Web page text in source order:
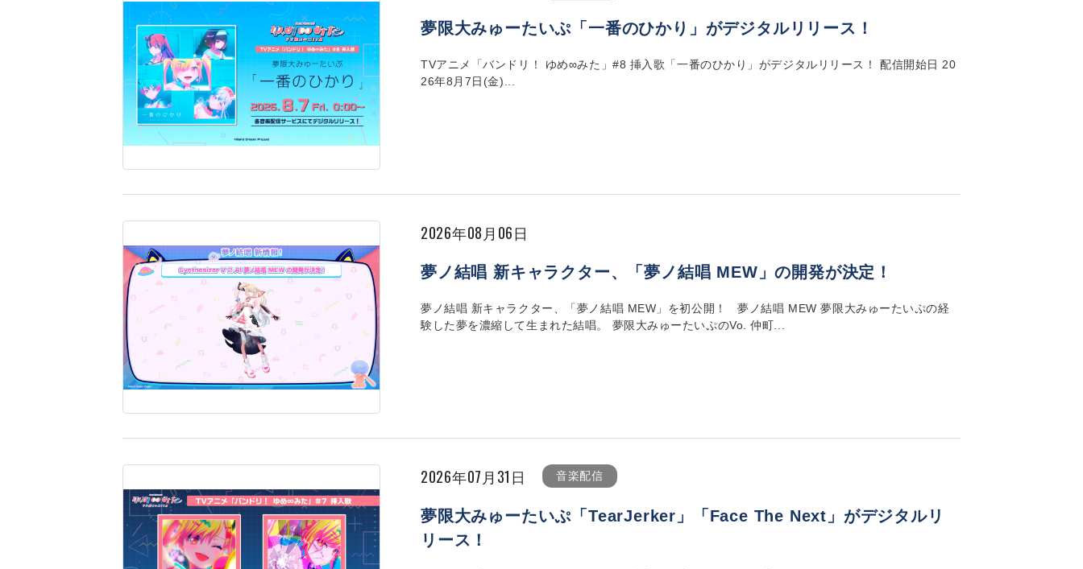
夢限大みゅーたいぷ「一番のひかり」がデジタルリリース！
TVアニメ「バンドリ！ ゆめ∞みた」#8 挿入歌「一番のひかり」がデジタルリリース！ 配信開始日 20
26年8月7日(金)...
2026年08月06日
夢ノ結唱 新キャラクター、「夢ノ結唱 MEW」の開発が決定！
夢ノ結唱 新キャラクター、「夢ノ結唱 MEW」を初公開！ 夢ノ結唱 MEW 夢限大みゅーたいぷの経
験した夢を濃縮して生まれた結唱。 夢限大みゅーたいぷのVo. 仲町...
2026年07月31日 音楽配信
夢限大みゅーたいぷ「TearJerker」「Face The Next」がデジタルリ
リース！